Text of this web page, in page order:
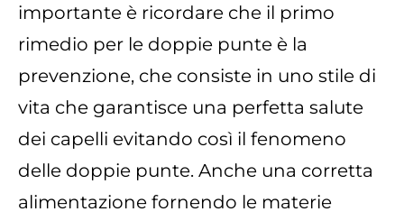
importante è ricordare che il primo
rimedio per le doppie punte è la
prevenzione, che consiste in uno stile di
vita che garantisce una perfetta salute
dei capelli evitando così il fenomeno
delle doppie punte. Anche una corretta
alimentazione fornendo le materie